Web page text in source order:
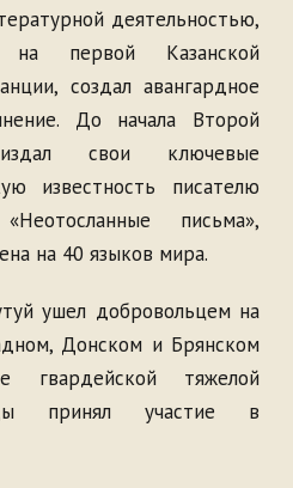
деятельностью,
на первой Казанской
создал авангардное
До начала Второй
свои ключевые
известность писателю
письма»,
на 40 языков мира.
ушел добровольцем на
Донском и Брянском
гвардейской тяжелой
принял участие в